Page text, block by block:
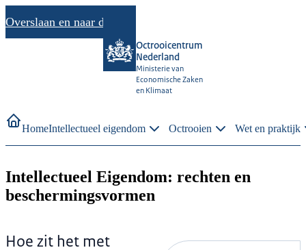
Overslaan en naar de inhoud gaan
Octrooicentrum
Nederland
Ministerie van
Economische Zaken
en Klimaat
HomeIntellectueel eigendom Octrooien Wet en praktijk
Intellectueel Eigendom: rechten en
beschermingsvormen
Hoe zit het met